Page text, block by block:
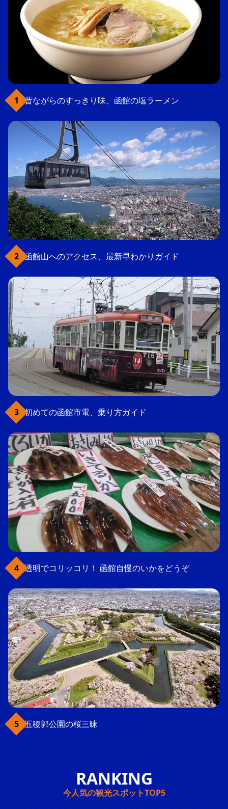
昔ながらのすっきり味、函館の塩ラーメン
函館山へのアクセス、最新早わかりガイド
初めての函館市電、乗り方ガイド
透明でコリッコリ！ 函館自慢のいかをどうぞ
五稜郭公園の桜三昧
今人気の観光スポットTOP5